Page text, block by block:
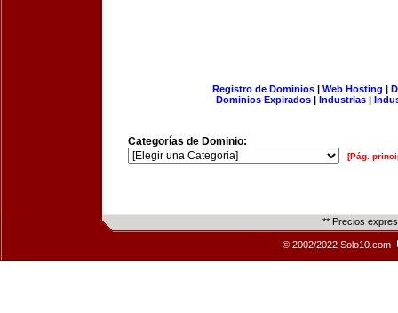
Registro de Dominios| Web Hosting |
Dominios Expirados | Industrias |
Categorías de Dominio:
[Pág.
** Precios
© 2002/2022 Solo10.com